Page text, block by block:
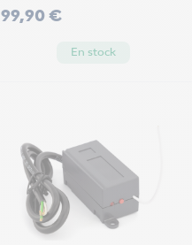
Prix
99,90 €
En stock